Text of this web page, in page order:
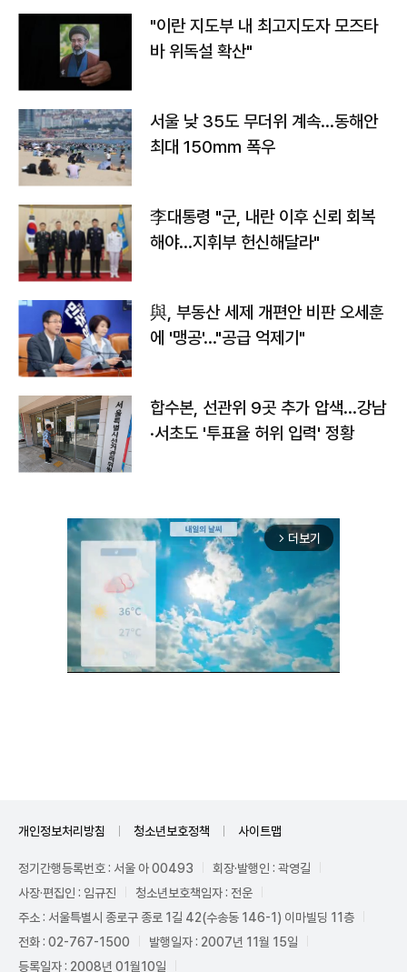
"이란 지도부 내 최고지도자 모즈타
바 위독설 확산"
서울 낮 35도 무더위 계속…동해안
최대 150㎜ 폭우
李대통령 "군, 내란 이후 신뢰 회복
해야…지휘부 헌신해달라"
與, 부동산 세제 개편안 비판 오세훈
에 '맹공'…"공급 억제기"
합수본, 선관위 9곳 추가 압색…강남
·서초도 '투표율 허위 입력' 정황
arrow_forward_ios 더보기
개인정보처리방침 청소년보호정책 사이트맵
정기간행등록번호 : 서울 아 00493
회장·발행인 : 곽영길
사장·편집인 : 임규진
청소년보호책임자 : 전운
주소 : 서울특별시 종로구 종로 1길 42(수송동 146-1) 이마빌딩 11층
전화 : 02-767-1500
발행일자 : 2007년 11월 15일
등록일자 : 2008년 01월10일